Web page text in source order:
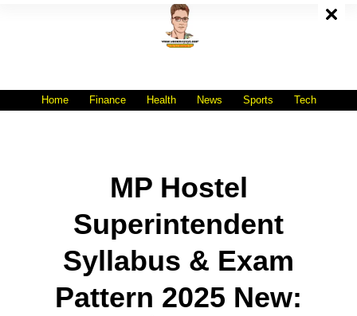
Home Finance Health News Sports Tech
MP Hostel
Superintendent
Syllabus & Exam
Pattern 2025 New: